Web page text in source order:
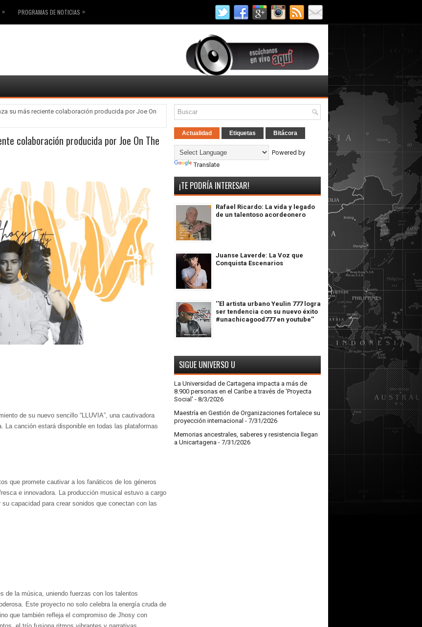
» PROGRAMAS DE NOTICIAS »
su más reciente colaboración producida por Joe On
colaboración producida por Joe On The
de su nuevo sencillo “LLUVIA”, una cautivadora
canción estará disponible en todas las plataformas
que promete cautivar a los fanáticos de los géneros
e innovadora. La producción musical estuvo a cargo
capacidad para crear sonidos que conectan con las
de la música, uniendo fuerzas con los talentos
Este proyecto no solo celebra la energía cruda de
que también refleja el compromiso de Jhosy con
Actualidad Etiquetas Bitácora
Powered by
Translate
¡TE PODRÍA INTERESAR!
Rafael Ricardo: La vida y legado
de un talentoso acordeonero
Juanse Laverde: La Voz que
Conquista Escenarios
‘’El artista urbano Yeulin 777 logra
ser tendencia con su nuevo éxito
#unachicagood777 en youtube’’
SIGUE UNIVERSO U
La Universidad de Cartagena impacta a más de
8.900 personas en el Caribe a través de 'Proyecta
Social' - 8/3/2026
Maestría en Gestión de Organizaciones fortalece su
proyección internacional - 7/31/2026
Memorias ancestrales, saberes y resistencia llegan
a Unicartagena - 7/31/2026